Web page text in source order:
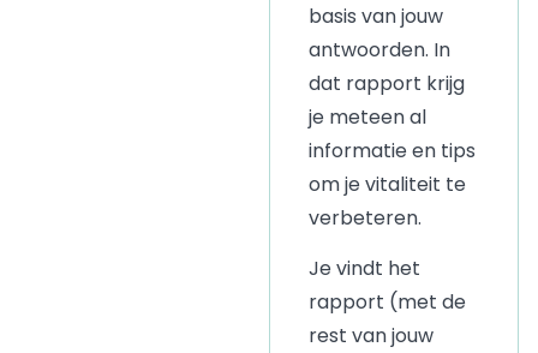
basis van jouw
antwoorden. In
dat rapport krijg
je meteen al
informatie en tips
om je vitaliteit te
verbeteren.
Je vindt het
rapport (met de
rest van jouw